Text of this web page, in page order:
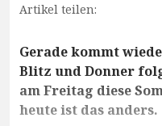
Artikel teilen:
Gerade kommt
Blitz und Donner
am Freitag diese
heute ist das anders.